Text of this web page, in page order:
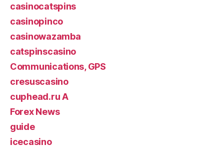
casinocatspins
casinopinco
casinowazamba
catspinscasino
Communications, GPS
cresuscasino
cuphead.ru A
Forex News
guide
icecasino